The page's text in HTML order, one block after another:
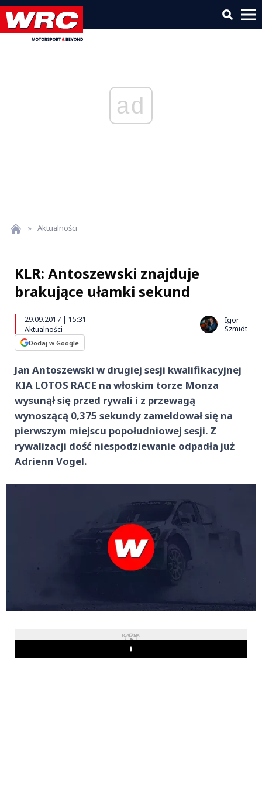
ad
» Aktualności
KLR: Antoszewski znajduje
brakujące ułamki sekund
29.09.2017 | 15:31
Aktualności
Dodaj w Google
Igor
Szmidt
Jan Antoszewski w drugiej sesji kwalifikacyjnej
KIA LOTOS RACE na włoskim torze Monza
wysunął się przed rywali i z przewagą
wynoszącą 0,375 sekundy zameldował się na
pierwszym miejscu popołudniowej sesji. Z
rywalizacji dość niespodziewanie odpadła już
Adrienn Vogel.
REKLAMA
Play